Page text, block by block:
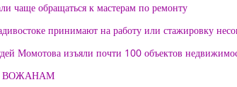
чаще обращаться к мастерам по ремонту
принимают на работу или стажировку
Момотова изъяли почти 100 объектов
ВОЖАНАМ